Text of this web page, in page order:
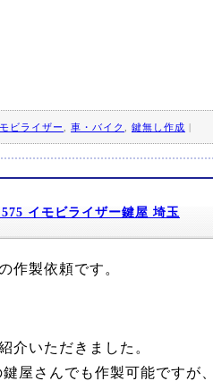
ビライザー 車・バイク 鍵無し作成 |
イモビライザー鍵屋 埼玉
作製依頼です。
介いただきました。
屋さんでも作製可能ですが